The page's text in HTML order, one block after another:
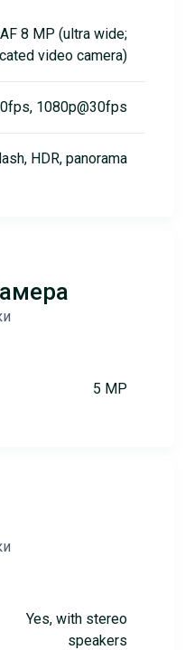
8 MP (ultra wide;
video camera)
1080p@30fps
HDR, panorama
5 MP
Yes, with stereo
speakers